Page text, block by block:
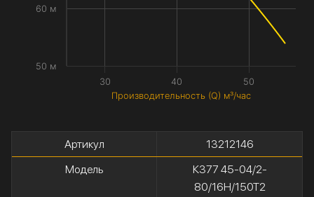
Производительность (Q) м³/час
30 40 50
50 м
60 м
Артикул
13212146
Модель
К377 45-04/2-
80/16Н/150Т2